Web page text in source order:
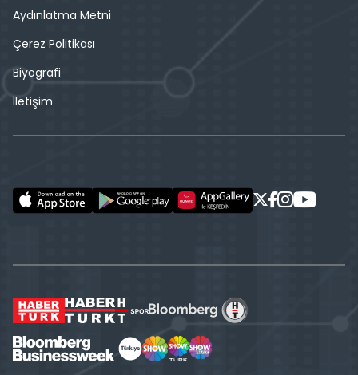
Aydınlatma Metni
Çerez Politikası
Biyografi
İletişim